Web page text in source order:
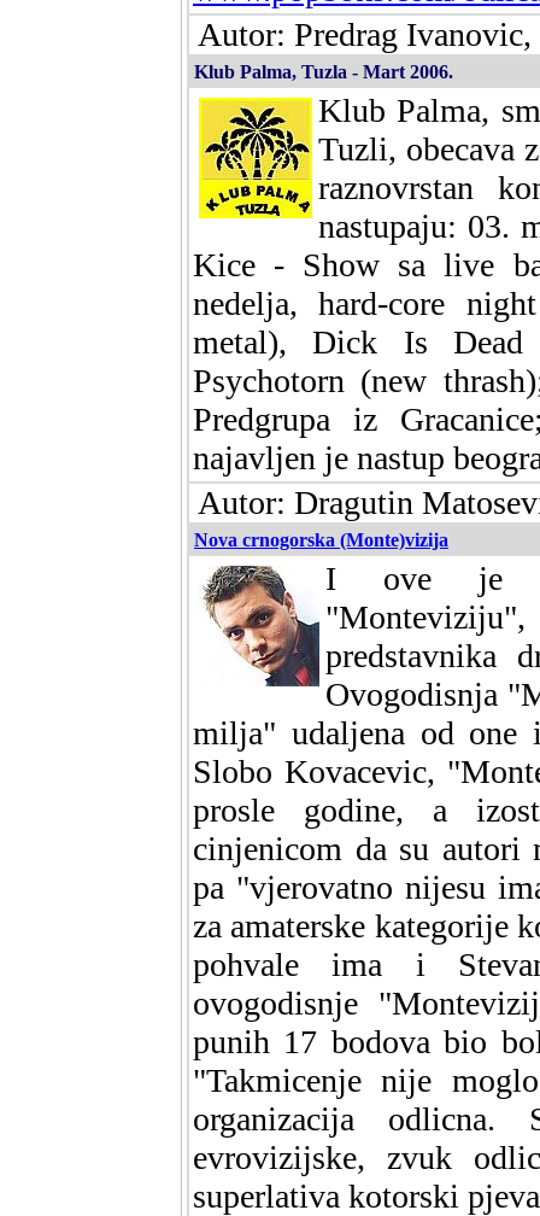
Autor: Predrag
Klub Palma, Tuzla - Mart 2006.
Klub Palma,
Tuzli, obecava
raznovrstan
nastupaju: 03.
Kice - Show sa live
nedelja, hard-core
metal), Dick Is
Psychotorn (new
Predgrupa iz
najavljen je nastup
Autor: Dragutin
Nova crnogorska (Monte)vizija
I ove je
predstavnika
Ovogodisnja
milja" udaljena od one
Slobo Kovacevic,
prosle godine, a
cinjenicom da su autori
pa "vjerovatno nijesu
za amaterske kategorije
pohvale ima i
ovogodisnje
punih 17 bodova bio
"Takmicenje nije
organizacija
evrovizijske, zvuk
superlativa kotorski